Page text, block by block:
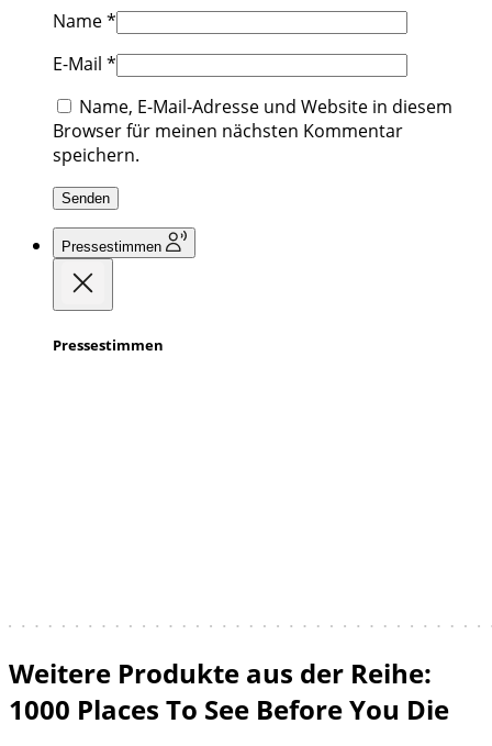
Name*
E-Mail *
Name, E-Mail-Adresse und Website in diesem
Browser für meinen nächsten Kommentar
speichern.
Pressestimmen
Pressestimmen
Weitere Produkte aus der Reihe:
1000 Places To See Before You Die